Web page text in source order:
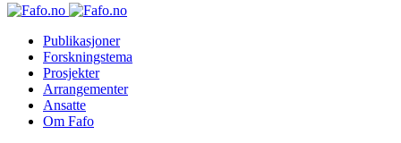
Publikasjoner
Forskningstema
Prosjekter
Arrangementer
Ansatte
Om Fafo